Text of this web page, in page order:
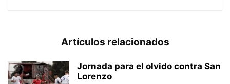
Artículos relacionados
Jornada para el olvido contra San
Lorenzo